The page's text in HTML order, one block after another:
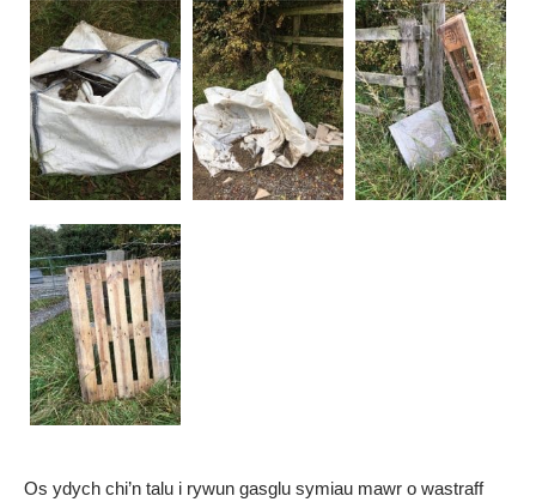
Os ydych chi’n talu i rywun gasglu symiau mawr o wastraff